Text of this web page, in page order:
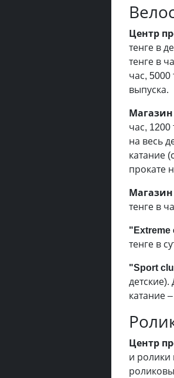
Центр
тенге в
тенге в
час, 5000
выпуска.
час, 1200
на весь
катание
прокате
тенге в
"Extreme
тенге в
"Sport
катание
Центр
и ролики